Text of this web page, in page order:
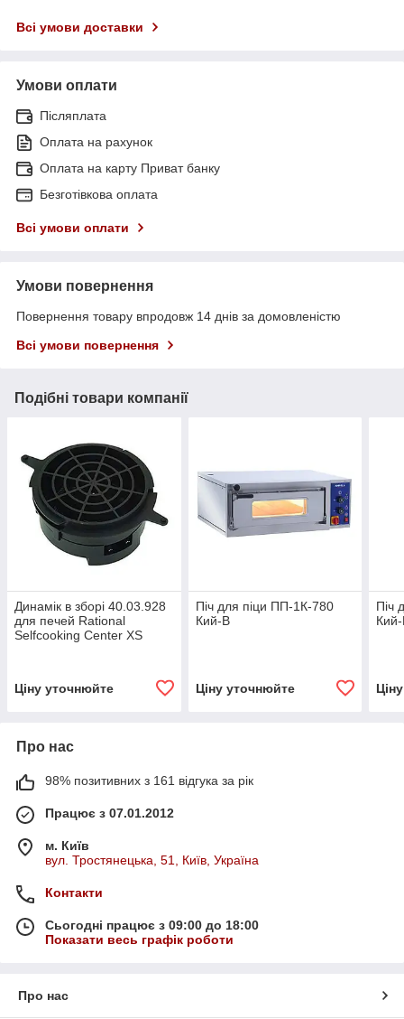
Всі умови доставки
Умови оплати
Післяплата
Оплата на рахунок
Оплата на карту Приват банку
Безготівкова оплата
Всі умови оплати
Умови повернення
Повернення товару впродовж 14 днів за домовленістю
Всі умови повернення
Подібні товари компанії
Динамік в зборі 40.03.928
для печей Rational
Selfcooking Center XS
Ціну уточнюйте
Піч для піци ПП-1К-780
Кий-В
Ціну уточнюйте
Піч
Про нас
98% позитивних з 161 відгука за рік
Працює з 07.01.2012
м. Київ
вул. Тростянецька, 51, Київ, Україна
Контакти
Сьогодні працює з 09:00 до 18:00
Показати весь графік роботи
Про нас